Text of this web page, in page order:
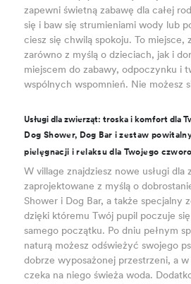
zapewni świetną zabawę dla całej
się i baw się strumieniami wody lub
ciesz się chwilą spokoju. To miejsce,
zarówno z myślą o dzieciach, jak i
miejscem do zabawy, odpoczynku i
wspólnych wspomnień. Nie możesz
Usługi dla zwierząt: troska i komfort dla
Dog Shower, Dog Bar i zestaw
pielęgnacji i relaksu dla Twojego
W village znajdziesz nowe usługi dla
zaprojektowane z myślą o
Shower i Dog Bar, a także specjalny
dzięki któremu Twój pupil poczuje
samego początku. Po dniu pełnym
naturą możesz odświeżyć swojego
dobrze wyposażonej przestrzeni, a w
czeka na niego świeża woda.